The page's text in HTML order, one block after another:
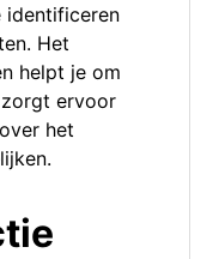
identificeren
Het
helpt je om
ervoor
het